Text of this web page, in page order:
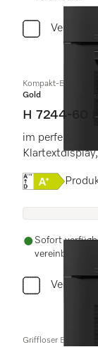
Kompakt-Backofen
Gold
H 7244-60
im perfekt
Sofort
vereinbart.
Griffloser Backofen